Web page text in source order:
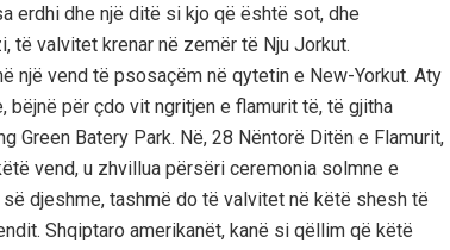
erdhi dhe një ditë si kjo që është sot, dhe
të valvitet krenar në zemër të Nju Jorkut.
një vend të psosaçëm në qytetin e New-Yorkut. Aty
për çdo vit ngritjen e flamurit të, të gjitha
Green Batery Park. Në, 28 Nëntorë Ditën e Flamurit,
vend, u zhvillua përsëri ceremonia solmne e
djeshme, tashmë do të valvitet në këtë shesh të
Shqiptaro amerikanët, kanë si qëllim që këtë